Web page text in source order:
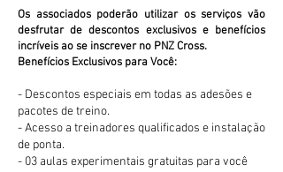
Os associados poderão utilizar os serviços vão
desfrutar de descontos exclusivos e benefícios
incríveis ao se inscrever no PNZ Cross.
Benefícios Exclusivos para Você:
- Descontos especiais em todas as adesões e
pacotes de treino.
- Acesso a treinadores qualificados e instalação
de ponta.
- 03 aulas experimentais gratuitas para você